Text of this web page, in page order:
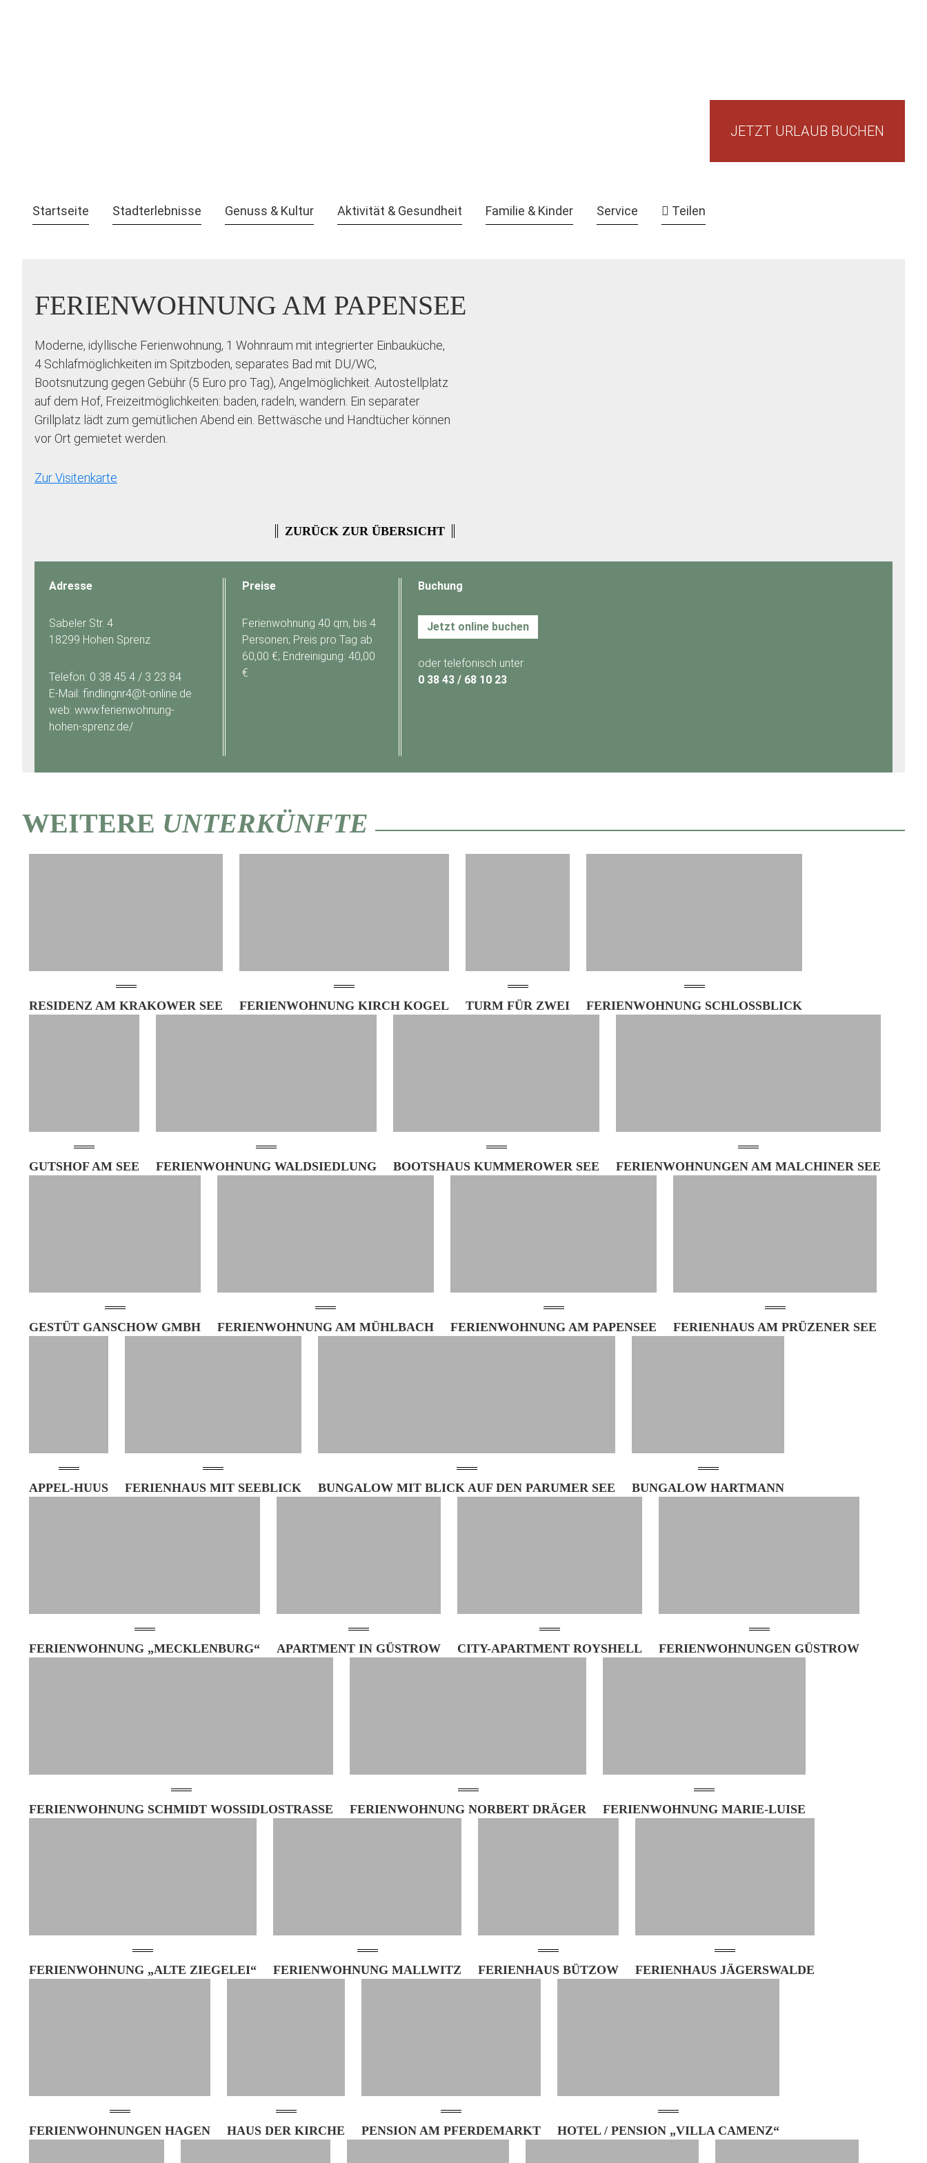
JETZT URLAUB BUCHEN
Startseite Stadterlebnisse Genuss & Kultur Aktivität & Gesundheit Familie & Kinder Service Teilen
FERIENWOHNUNG AM PAPENSEE
Moderne, idyllische Ferienwohnung, 1 Wohnraum mit integrierter Einbauküche,
4 Schlafmöglichkeiten im Spitzboden, separates Bad mit DU/WC,
Bootsnutzung gegen Gebühr (5 Euro pro Tag), Angelmöglichkeit. Autostellplatz
auf dem Hof, Freizeitmöglichkeiten: baden, radeln, wandern. Ein separater
Grillplatz lädt zum gemütlichen Abend ein. Bettwäsche und Handtücher können
vor Ort gemietet werden.
Zur Visitenkarte
ZURÜCK ZUR ÜBERSICHT
Adresse
Sabeler Str. 4
18299 Hohen Sprenz
Telefon: 0 38 45 4 / 3 23 84
E-Mail: findlingnr4@t-online.de
web: www.ferienwohnung-
hohen-sprenz.de/
Preise
Ferienwohnung 40 qm, bis 4
Personen; Preis pro Tag ab
60,00 €; Endreinigung: 40,00
€
Buchung
Jetzt online buchen
oder telefonisch unter
0 38 43 / 68 10 23
WEITERE UNTERKÜNFTE
RESIDENZ AM KRAKOWER SEE FERIENWOHNUNG KIRCH KOGEL TURM FÜR ZWEI FERIENWOHNUNG SCHLOSSBLICK
GUTSHOF AM SEE FERIENWOHNUNG WALDSIEDLUNG BOOTSHAUS KUMMEROWER SEE FERIENWOHNUNGEN AM MALCHINER SEE
GESTÜT GANSCHOW GMBH FERIENWOHNUNG AM MÜHLBACH FERIENWOHNUNG AM PAPENSEE FERIENHAUS AM PRÜZENER SEE
APPEL-HUUS FERIENHAUS MIT SEEBLICK BUNGALOW MIT BLICK AUF DEN PARUMER SEE BUNGALOW HARTMANN
FERIENWOHNUNG „MECKLENBURG“ APARTMENT IN GÜSTROW CITY-APARTMENT ROYSHELL FERIENWOHNUNGEN GÜSTROW
FERIENWOHNUNG SCHMIDT WOSSIDLOSTRASSE FERIENWOHNUNG NORBERT DRÄGER FERIENWOHNUNG MARIE-LUISE
FERIENWOHNUNG „ALTE ZIEGELEI“ FERIENWOHNUNG MALLWITZ FERIENHAUS BÜTZOW FERIENHAUS JÄGERSWALDE
FERIENWOHNUNGEN HAGEN HAUS DER KIRCHE PENSION AM PFERDEMARKT HOTEL / PENSION „VILLA CAMENZ“